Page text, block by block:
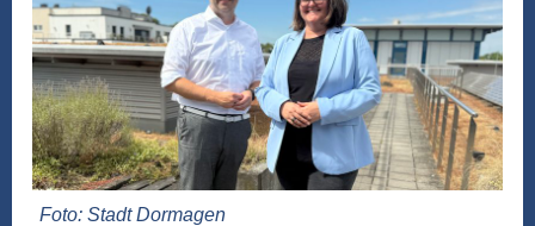
Foto: Stadt Dormagen